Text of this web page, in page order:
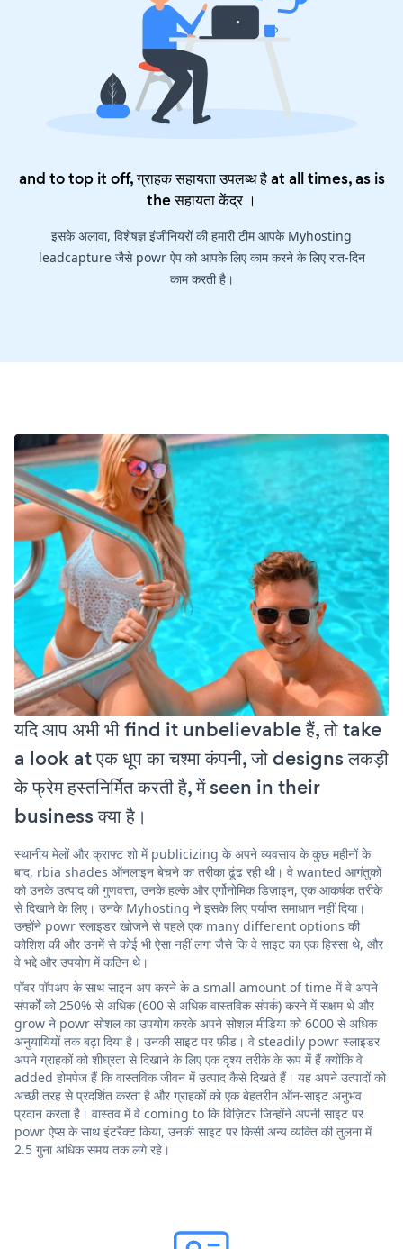
and to top it off, ग्राहक सहायता उपलब्ध है at all times, as is
theसहायता केंद्र।
इसके अलावा, विशेषज्ञ इंजीनियरों की हमारी टीम आपके Myhosting
leadcapture जैसे powr ऐप को आपके लिए काम करने के लिए रात-दिन
काम करती है।
यदि आप अभी भी find it unbelievable हैं, तो take
a look at एक धूप का चश्मा कंपनी, जो designs लकड़ी
के फ्रेम हस्तनिर्मित करती है, में seen in their
business क्या है।
स्थानीय मेलों और क्राफ्ट शो में publicizing के अपने व्यवसाय के कुछ महीनों के
बाद, rbia shades ऑनलाइन बेचने का तरीका ढूंढ रही थी। वे wanted आगंतुकों
को उनके उत्पाद की गुणवत्ता, उनके हल्के और एर्गोनोमिक डिज़ाइन, एक आकर्षक तरीके
से दिखाने के लिए। उनके Myhosting ने इसके लिए पर्याप्त समाधान नहीं दिया।
उन्होंने powr स्लाइडर खोजने से पहले एक many different options की
कोशिश की और उनमें से कोई भी ऐसा नहीं लगा जैसे कि वे साइट का एक हिस्सा थे, और
वे भद्दे और उपयोग में कठिन थे।
पॉवर पॉपअप के साथ साइन अप करने के a small amount of time में वे अपने
संपर्कों को 250% से अधिक (600 से अधिक वास्तविक संपर्क) करने में सक्षम थे और
grow ने powr सोशल का उपयोग करके अपने सोशल मीडिया को 6000 से अधिक
अनुयायियों तक बढ़ा दिया है। उनकी साइट पर फ़ीड। वे steadily powr स्लाइडर
अपने ग्राहकों को शीघ्रता से दिखाने के लिए एक दृश्य तरीके के रूप में हैं क्योंकि वे
added होमपेज हैं कि वास्तविक जीवन में उत्पाद कैसे दिखते हैं। यह अपने उत्पादों को
अच्छी तरह से प्रदर्शित करता है और ग्राहकों को एक बेहतरीन ऑन-साइट अनुभव
प्रदान करता है। वास्तव में वे coming to कि विज़िटर जिन्होंने अपनी साइट पर
powr ऐप्स के साथ इंटरैक्ट किया, उनकी साइट पर किसी अन्य व्यक्ति की तुलना में
2.5 गुना अधिक समय तक लगे रहे।